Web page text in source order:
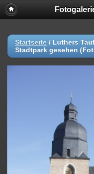
Startseite / Luthers
Stadtpark gesehen